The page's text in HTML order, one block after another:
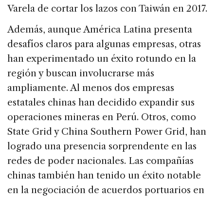
Varela de cortar los lazos con Taiwán en 2017.
Además, aunque América Latina presenta
desafíos claros para algunas empresas, otras
han experimentado un éxito rotundo en la
región y buscan involucrarse más
ampliamente. Al menos dos empresas
estatales chinas han decidido expandir sus
operaciones mineras en Perú. Otros, como
State Grid y China Southern Power Grid, han
logrado una presencia sorprendente en las
redes de poder nacionales. Las compañías
chinas también han tenido un éxito notable
en la negociación de acuerdos portuarios en